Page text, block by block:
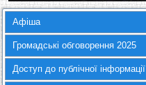
Афіша
Громадські обговорення 2025
Доступ до публічної інформації